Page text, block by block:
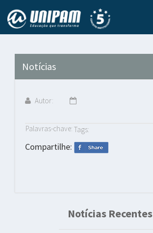
Notícias
Autor:
Palavras-chave: Tags:
Compartilhe:
Notícias Recentes